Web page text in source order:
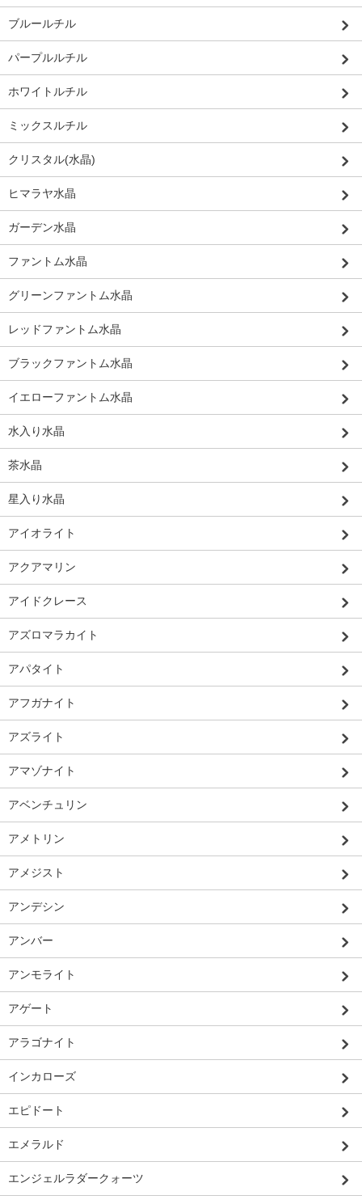
ブルールチル
パープルルチル
ホワイトルチル
ミックスルチル
クリスタル(水晶)
ヒマラヤ水晶
ガーデン水晶
ファントム水晶
グリーンファントム水晶
レッドファントム水晶
ブラックファントム水晶
イエローファントム水晶
水入り水晶
茶水晶
星入り水晶
アイオライト
アクアマリン
アイドクレース
アズロマラカイト
アパタイト
アフガナイト
アズライト
アマゾナイト
アベンチュリン
アメトリン
アメジスト
アンデシン
アンバー
アンモライト
アゲート
アラゴナイト
インカローズ
エピドート
エメラルド
エンジェルラダークォーツ